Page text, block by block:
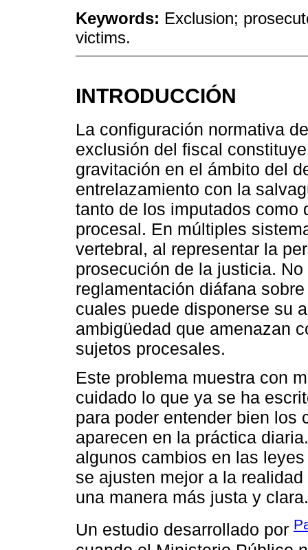
Keywords: Exclusion;
victims.
INTRODUCCIÓN
La configuración normativa
exclusión del fiscal
gravitación en el ámbito del
entrelazamiento con la
tanto de los imputados como
procesal. En múltiples
vertebral, al representar la
prosecución de la justicia.
reglamentación diáfana
cuales puede disponerse su
ambigüedad que amenazan
sujetos procesales.
Este problema muestra con
cuidado lo que ya se ha
para poder entender bien los
aparecen en la práctica
algunos cambios en las
se ajusten mejor a la
una manera más justa y clara.
Un estudio desarrollado por